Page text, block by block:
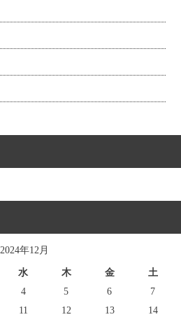
2024年12月
水 木 金
土
4 5 6
7
11 12 13
14